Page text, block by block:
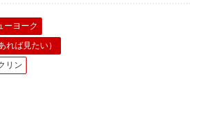
ーヨーク
れば見たい）
リン